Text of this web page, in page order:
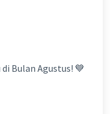
di Bulan Agustus! 💙